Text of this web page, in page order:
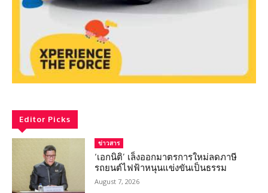
Editor Picks
ข่าวสาร
‘เอกนิติ’ เล็งออกมาตรการใหม่ลดภาษี
รถยนต์ไฟฟ้าหนุนแข่งขันเป็นธรรม
August 7, 2026